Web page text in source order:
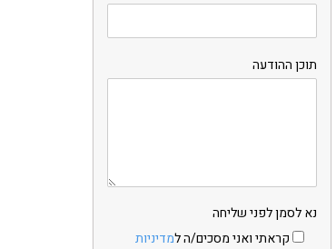
תוכן ההודעה
נא לסמן לפני שליחה
קראתי ואני מסכים/ה למדיניות